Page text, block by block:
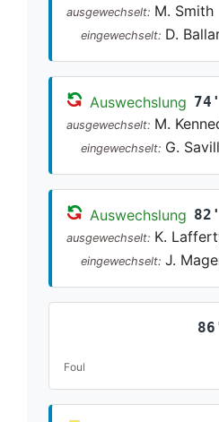
ausgewechselt: M. Smith
eingewechselt: D.
Auswechslung 74'
ausgewechselt: M.
eingewechselt: G.
Auswechslung 82'
ausgewechselt: K.
eingewechselt: J.
Foul